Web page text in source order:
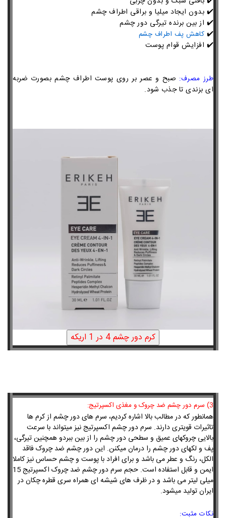
✔️ بدون ایجاد میلیا و براقی اطراف چشم
✔️ از بین برنده تیرگی دور چشم
✔️ کاهش پف اطراف چشم
✔️ افزایش قوام پوست
طرز مصرف: صبح و عصر بر روی پوست اطراف چشم بصورت ضربه
ای بزندی تا جذب شود.
3) سرم دور چشم ضد چروک و مغذی اکسپرتیج:
همانطور که در مطالب بالا اشاره کردیم، سرم های دور چشم از کرم ها
تاثیرات قویتری دارند. سرم دور چشم اکسپرتیج نیز میتواند با سرعت
بالایی چروکهای عمیق و سطحی دور چشم را از بین ببردو همچنین تیرگی،
پف و لکهای دور چشم را درمان میکنن. این دور چشم ضد چروک فاقد
الکل، رنگ و عطر می باشد و برای افراد با پوست و چشم حساس نیز کاملا
ایمن و قابل استفاده است. حجم سرم دور چشم ضد چروک اکسپرتیج 15
میلی لیتر می باشد و در ظرف های شیشه ای همراه سری قطره چکان در
ایران تولید میشود.
نکات مثبت: